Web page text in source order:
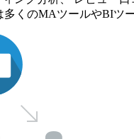
多くのMAツールやBIツ